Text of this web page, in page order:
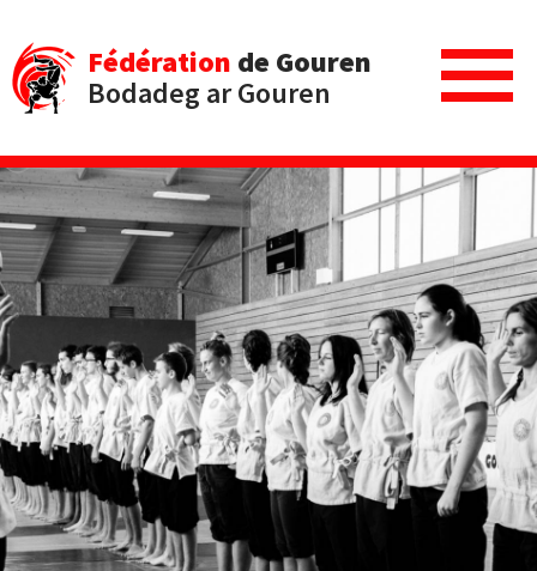
Fédération de Gouren
Bodadeg ar Gouren